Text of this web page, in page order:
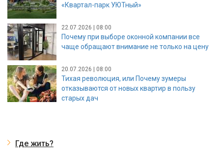
«Квартал-парк УЮТный»
22.07.2026 | 08:00
Почему при выборе оконной компании все
чаще обращают внимание не только на цену
20.07.2026 | 08:00
Тихая революция, или Почему зумеры
отказываются от новых квартир в пользу
старых дач
Где жить?